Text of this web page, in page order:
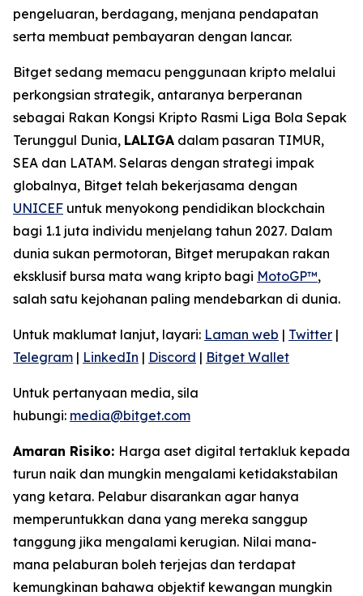
pengeluaran, berdagang, menjana pendapatan
serta membuat pembayaran dengan lancar.
Bitget sedang memacu penggunaan kripto melalui
perkongsian strategik, antaranya berperanan
sebagai Rakan Kongsi Kripto Rasmi Liga Bola Sepak
Terunggul Dunia, LALIGA dalam pasaran TIMUR,
SEA dan LATAM. Selaras dengan strategi impak
globalnya, Bitget telah bekerjasama dengan
UNICEF untuk menyokong pendidikan blockchain
bagi 1.1 juta individu menjelang tahun 2027. Dalam
dunia sukan permotoran, Bitget merupakan rakan
eksklusif bursa mata wang kripto bagi MotoGP™,
salah satu kejohanan paling mendebarkan di dunia.
Untuk maklumat lanjut, layari: Laman web | Twitter |
Telegram | LinkedIn | Discord | Bitget Wallet
Untuk pertanyaan media, sila
hubungi: media@bitget.com
Amaran Risiko: Harga aset digital tertakluk kepada
turun naik dan mungkin mengalami ketidakstabilan
yang ketara. Pelabur disarankan agar hanya
memperuntukkan dana yang mereka sanggup
tanggung jika mengalami kerugian. Nilai mana-
mana pelaburan boleh terjejas dan terdapat
kemungkinan bahawa objektif kewangan mungkin